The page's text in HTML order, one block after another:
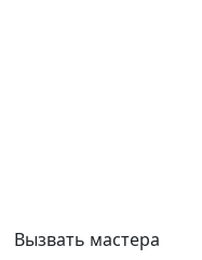
Вызвать мастера